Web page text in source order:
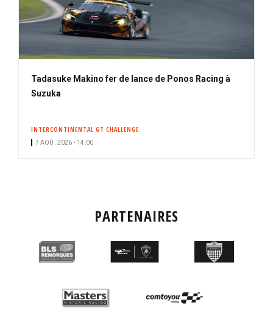
Tadasuke Makino fer de lance de Ponos Racing à
Suzuka
INTERCONTINENTAL GT CHALLENGE
7 AOÛ. 2026 • 14:00
PARTENAIRES